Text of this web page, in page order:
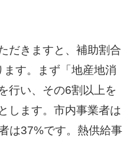
だきますと、補助割合
す。まず「地産地消
行い、その6割以上を
します。市内事業者は
は37%です。熱供給事